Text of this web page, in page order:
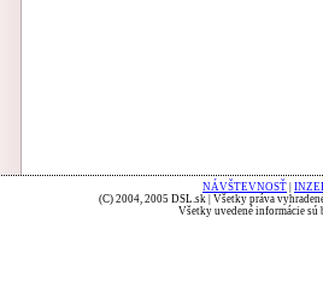
NÁVŠTEVNOSŤ
(C) 2004, 2005 DSL.sk | Všetky práva
Všetky uvedené informácie sú